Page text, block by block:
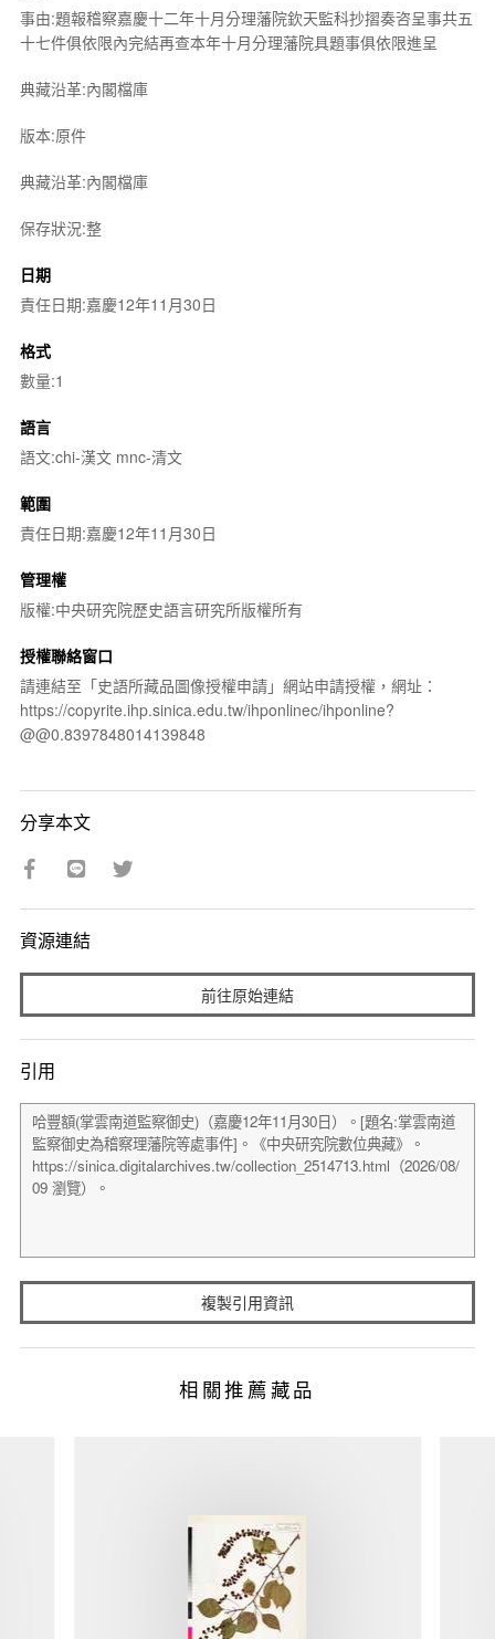
事由:題報稽察嘉慶十二年十月分理藩院欽天監科抄摺奏咨呈事共五
十七件俱依限內完結再查本年十月分理藩院具題事俱依限進呈
典藏沿革:內閣檔庫
版本:原件
典藏沿革:內閣檔庫
保存狀況:整
日期
責任日期:嘉慶12年11月30日
格式
數量:1
語言
語文:chi-漢文 mnc-清文
範圍
責任日期:嘉慶12年11月30日
管理權
版權:中央研究院歷史語言研究所版權所有
授權聯絡窗口
請連結至「史語所藏品圖像授權申請」網站申請授權，網址：
https://copyrite.ihp.sinica.edu.tw/ihponlinec/ihponline?
@@0.8397848014139848
分享本文
資源連結
前往原始連結
引用
複製引用資訊
相關推薦藏品